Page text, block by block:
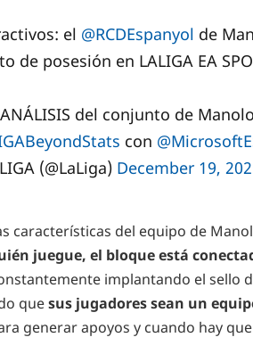
el @RCDEspanyol de
de posesión en LALIGA EA
del conjunto de
con
(@LaLiga) December 19,
características del equipo de
juegue, el bloque está
implantando el sello
quesus jugadores sean un
generar apoyos y cuando hay